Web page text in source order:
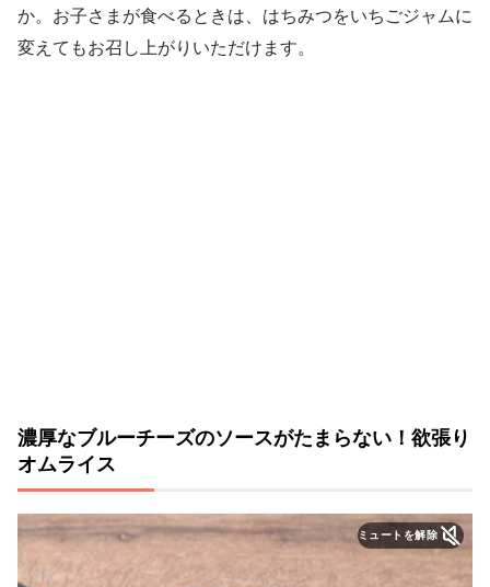
か。お子さまが食べるときは、はちみつをいちごジャムに
変えてもお召し上がりいただけます。
濃厚なブルーチーズのソースがたまらない！欲張り
オムライス
ミュートを解除